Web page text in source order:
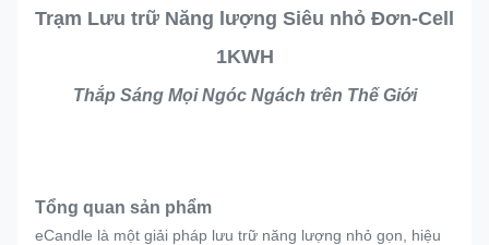
Trạm Lưu trữ Năng lượng Siêu nhỏ Đơn-Cell
1KWH
Thắp Sáng Mọi Ngóc Ngách trên Thế Giới
Tổng quan sản phẩm
eCandle là một giải pháp lưu trữ năng lượng nhỏ gọn, hiệu